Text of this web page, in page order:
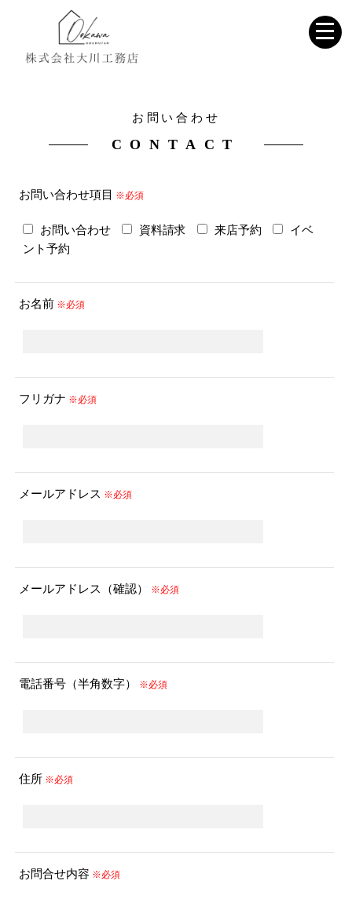
お問い合わせ
CONTACT
お問い合わせ項目 ※必須
お問い合わせ 資料請求 来店予約
イベ
ント予約
お名前※必須
フリガナ ※必須
メールアドレス ※必須
メールアドレス（確認） ※必須
電話番号（半角数字） ※必須
住所※必須
お問合せ内容 ※必須